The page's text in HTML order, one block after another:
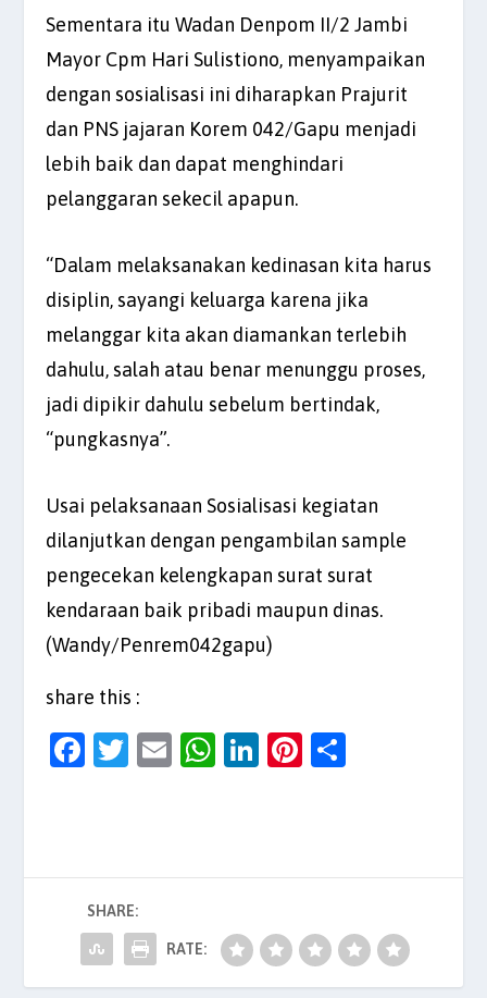
Sementara itu Wadan Denpom II/2 Jambi
Mayor Cpm Hari Sulistiono, menyampaikan
dengan sosialisasi ini diharapkan Prajurit
dan PNS jajaran Korem 042/Gapu menjadi
lebih baik dan dapat menghindari
pelanggaran sekecil apapun.
“Dalam melaksanakan kedinasan kita harus
disiplin, sayangi keluarga karena jika
melanggar kita akan diamankan terlebih
dahulu, salah atau benar menunggu proses,
jadi dipikir dahulu sebelum bertindak,
“pungkasnya”.
Usai pelaksanaan Sosialisasi kegiatan
dilanjutkan dengan pengambilan sample
pengecekan kelengkapan surat surat
kendaraan baik pribadi maupun dinas.
(Wandy/Penrem042gapu)
share this :
F
b
o
o
T
E
W
A
p
p
Li
dI
n
Pi
t
SHARE:
RATE: